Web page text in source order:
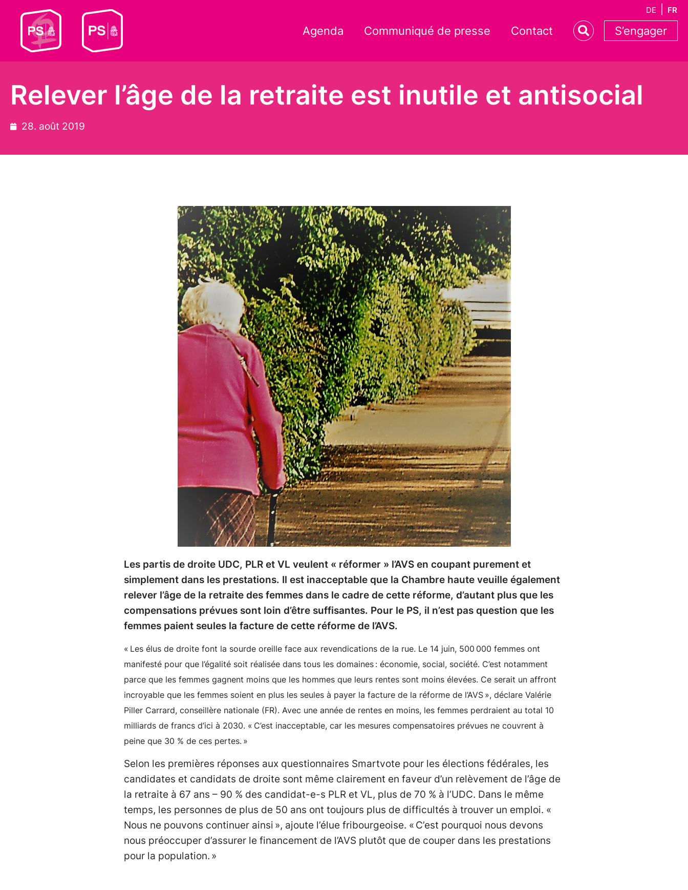
DE FR
Agenda Communiqué de presse Contact S’engager
Relever l’âge de la retraite est inutile et antisocial
28. août 2019
Les partis de droite UDC, PLR et VL veulent « réformer » l’AVS en coupant purement et
simplement dans les prestations. Il est inacceptable que la Chambre haute veuille également
relever l’âge de la retraite des femmes dans le cadre de cette réforme, d’autant plus que les
compensations prévues sont loin d’être suffisantes. Pour le PS, il n’est pas question que les
femmes paient seules la facture de cette réforme de l’AVS.
« Les élus de droite font la sourde oreille face aux revendications de la rue. Le 14 juin, 500 000 femmes ont
manifesté pour que l’égalité soit réalisée dans tous les domaines : économie, social, société. C’est notamment
parce que les femmes gagnent moins que les hommes que leurs rentes sont moins élevées. Ce serait un affront
incroyable que les femmes soient en plus les seules à payer la facture de la réforme de l’AVS », déclare Valérie
Piller Carrard, conseillère nationale (FR). Avec une année de rentes en moins, les femmes perdraient au total 10
milliards de francs d’ici à 2030. « C’est inacceptable, car les mesures compensatoires prévues ne couvrent à
peine que 30 % de ces pertes. »
Selon les premières réponses aux questionnaires Smartvote pour les élections fédérales, les
candidates et candidats de droite sont même clairement en faveur d’un relèvement de l’âge de
la retraite à 67 ans – 90 % des candidat-e-s PLR et VL, plus de 70 % à l’UDC. Dans le même
temps, les personnes de plus de 50 ans ont toujours plus de difficultés à trouver un emploi. «
Nous ne pouvons continuer ainsi », ajoute l’élue fribourgeoise. « C’est pourquoi nous devons
nous préoccuper d’assurer le financement de l’AVS plutôt que de couper dans les prestations
pour la population. »